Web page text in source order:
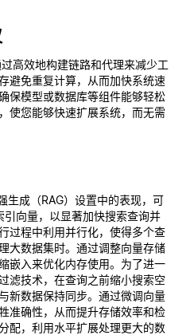
高效地构建链路和代理来减少工
避免重复计算，从而加快系统速
保模型或数据库等组件能够轻松
使您能够快速扩展系统，而无需
成（RAG）设置中的表现，可
向量，以显著加快搜索查询并
过程中利用并行化，使得多个查
大数据集时。通过调整向量存储
嵌入来优化内存使用。为了进一
滤技术，在查询之前缩小搜索空
新数据保持同步。通过微调向量
准确性，从而提升存储效率和检
配，利用水平扩展处理更大的数